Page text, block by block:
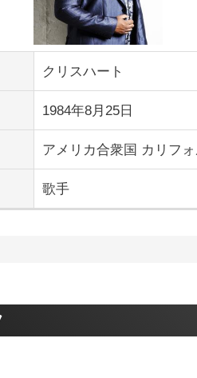
クリスハート
1984年8月25日
アメリカ合衆国 カリフ
歌手